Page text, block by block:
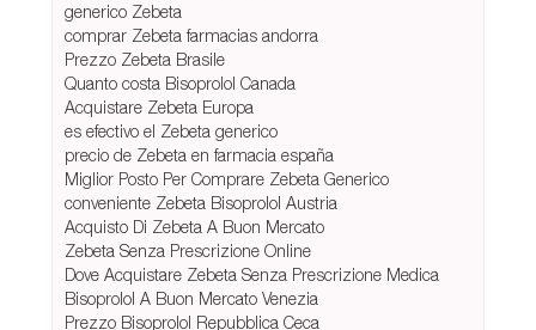
generico Zebeta
comprar Zebeta farmacias andorra
Prezzo Zebeta Brasile
Quanto costa Bisoprolol Canada
Acquistare Zebeta Europa
es efectivo el Zebeta generico
precio de Zebeta en farmacia españa
Miglior Posto Per Comprare Zebeta Generico
conveniente Zebeta Bisoprolol Austria
Acquisto Di Zebeta A Buon Mercato
Zebeta Senza Prescrizione Online
Dove Acquistare Zebeta Senza Prescrizione Medica
Bisoprolol A Buon Mercato Venezia
Prezzo Bisoprolol Repubblica Ceca